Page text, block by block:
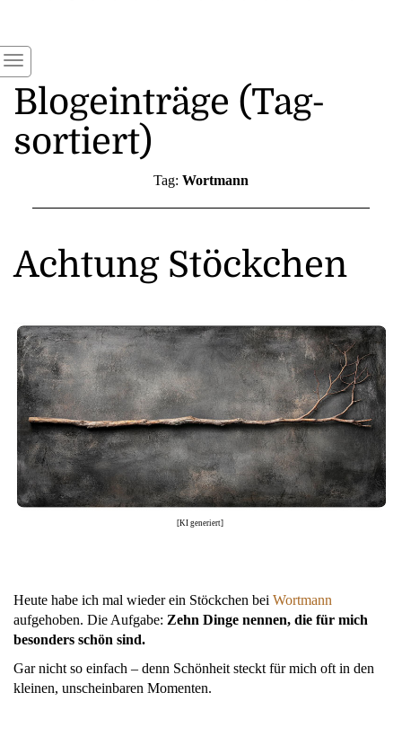
Blogeinträge (Tag-
sortiert)
Tag: Wortmann
Achtung Stöckchen
[KI generiert]
Heute habe ich mal wieder ein Stöckchen bei Wortmann
aufgehoben. Die Aufgabe: Zehn Dinge nennen, die für mich
besonders schön sind.
Gar nicht so einfach – denn Schönheit steckt für mich oft in den
kleinen, unscheinbaren Momenten.